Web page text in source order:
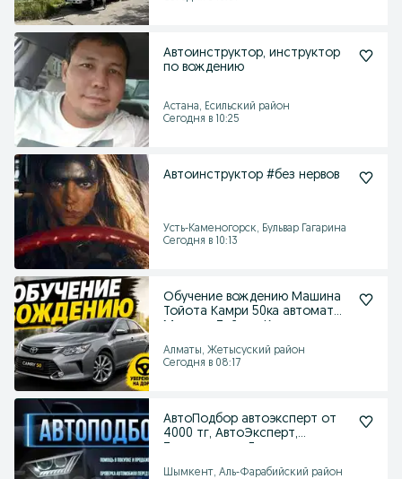
Автоинструктор, инструктор
по вождению
Астана, Есильский район
Сегодня в 10:25
Автоинструктор #без нервов
Усть-Каменогорск, Бульвар Гагарина
Сегодня в 10:13
Обучение вождению Машина
Тойота Камри 50ка автомат
Алматы, Жетысуский район
Сегодня в 08:17
АвтоПодбор автоэксперт от
4000 тг, АвтоЭксперт,
Шымкент, Аль-Фарабийский район